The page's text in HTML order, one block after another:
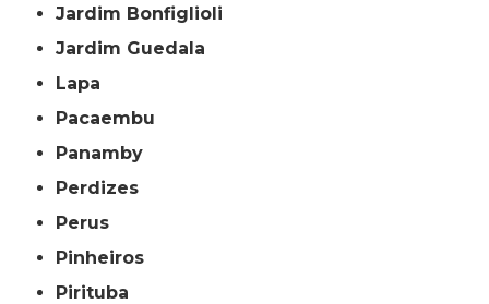
Jardim Bonfiglioli
Jardim Guedala
Lapa
Pacaembu
Panamby
Perdizes
Perus
Pinheiros
Pirituba